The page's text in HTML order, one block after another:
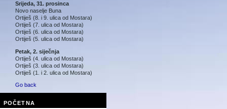
Srijeda, 31. prosinca
Novo naselje Buna
Ortiješ (8. i 9. ulica od Mostara)
Ortiješ (7. ulica od Mostara)
Ortiješ (6. ulica od Mostara)
Ortiješ (5. ulica od Mostara)
Petak, 2. siječnja
Ortiješ (4. ulica od Mostara)
Ortiješ (3. ulica od Mostara)
Ortiješ (1. i 2. ulica od Mostara)
Go back
POČETNA